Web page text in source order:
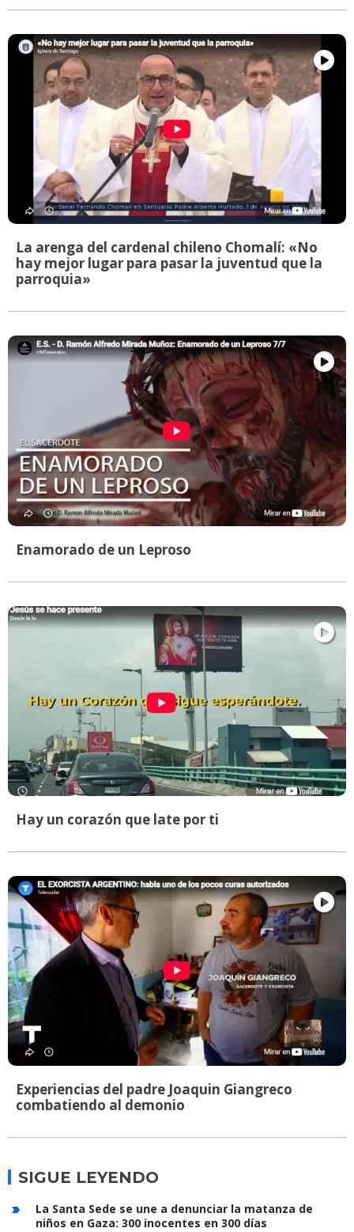
La arenga del cardenal chileno Chomalí: «No
hay mejor lugar para pasar la juventud que la
parroquia»
Enamorado de un Leproso
Hay un corazón que late por ti
Experiencias del padre Joaquin Giangreco
combatiendo al demonio
SIGUE LEYENDO
La Santa Sede se une a denunciar la matanza de
niños en Gaza: 300 inocentes en 300 días